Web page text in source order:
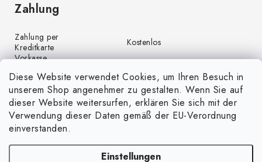
Diese Website verwendet Cookies, um Ihren Besuch in
unserem Shop angenehmer zu gestalten. Wenn Sie auf
dieser Website weitersurfen, erklären Sie sich mit der
Verwendung dieser Daten gemäß der EU-Verordnung
einverstanden.
Einstellungen
Zahlung
Zahlung per
Kreditkarte
Kostenlos
Vorkasse
Zahlung per PayPal
Kostenlos
Nachnahme
€4,00